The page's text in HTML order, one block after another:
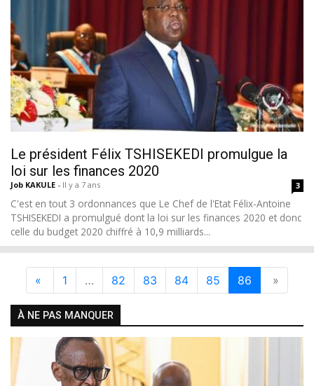
Le président Félix TSHISEKEDI promulgue la
loi sur les finances 2020
Job KAKULE - Il y a 7 ans 3
C'est en tout 3 ordonnances que Le Chef de l'Etat Félix-Antoine
TSHISEKEDI a promulgué dont la loi sur les finances 2020 et donc
celle du budget 2020 chiffré à 10,9 milliards...
« 1 … 82 83 84 85 86 »
À NE PAS MANQUER